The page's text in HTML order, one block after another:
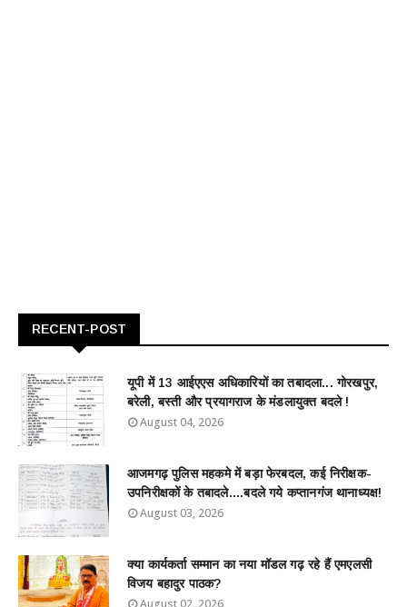
RECENT-POST
यूपी में 13 आईएएस अधिकारियों का तबादला... गोरखपुर,
बरेली, बस्ती और प्रयागराज के मंडलायुक्त बदले !
August 04, 2026
आजमगढ़ पुलिस महकमे में बड़ा फेरबदल, कई निरीक्षक-
उपनिरीक्षकों के तबादले....बदले गये कप्तानगंज थानाध्यक्ष!
August 03, 2026
क्या कार्यकर्ता सम्मान का नया मॉडल गढ़ रहे हैं एमएलसी
विजय बहादुर पाठक?
August 02, 2026